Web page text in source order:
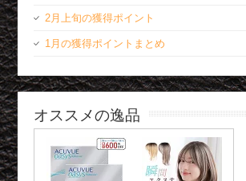
2月上旬の獲得ポイント
1月の獲得ポイントまとめ
オススメの逸品